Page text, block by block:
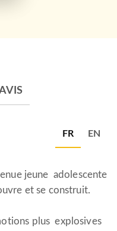
FR EN
jeune adolescente
et se construit.
plus explosives